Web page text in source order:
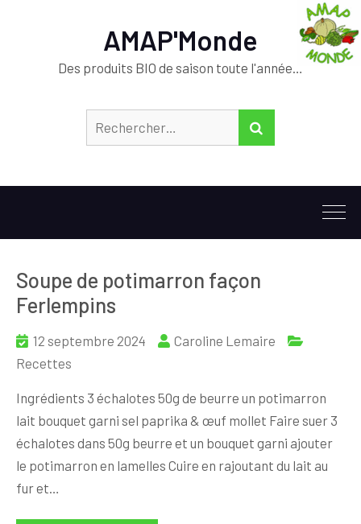
AMAP'Monde
Des produits BIO de saison toute l'année…
Soupe de potimarron façon
Ferlempins
12 septembre 2024
Caroline Lemaire
Recettes
Ingrédients 3 échalotes 50g de beurre un potimarron
lait bouquet garni sel paprika & œuf mollet Faire suer 3
échalotes dans 50g beurre et un bouquet garni ajouter
le potimarron en lamelles Cuire en rajoutant du lait au
fur et…